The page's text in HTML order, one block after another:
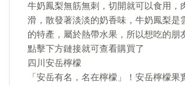
牛奶鳳梨無筋無刺，切開就可以食用，
滑，散發著淡淡的奶香味，牛奶鳳梨是
的特產，屬於熱帶水果，所以想吃的朋
點擊下方鏈接就可查看購買了
四川安岳檸檬
「安岳有名，名在檸檬」！安岳檸檬果